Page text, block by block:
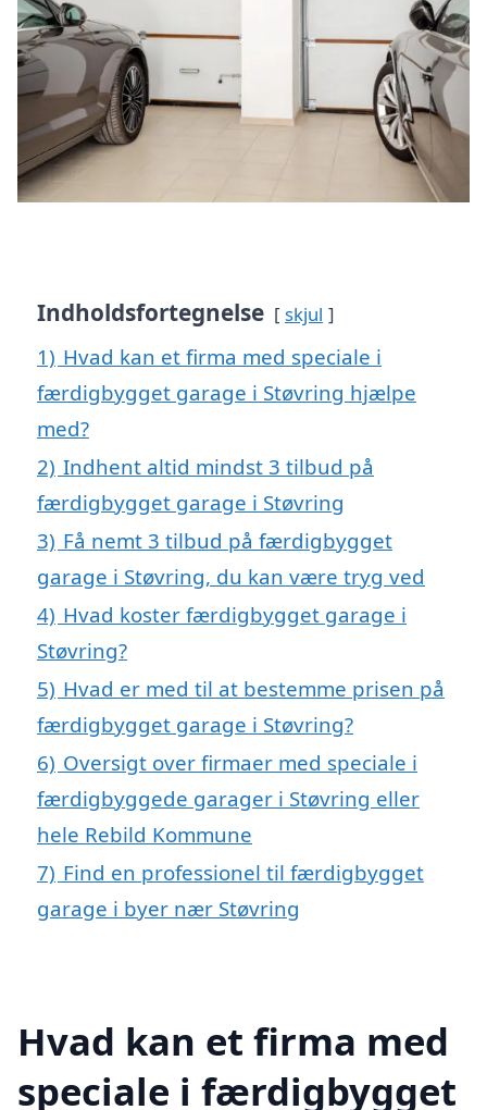
Indholdsfortegnelse skjul
1) Hvad kan et firma med speciale i
færdigbygget garage i Støvring hjælpe
med?
2) Indhent altid mindst 3 tilbud på
færdigbygget garage i Støvring
3) Få nemt 3 tilbud på færdigbygget
garage i Støvring, du kan være tryg ved
4) Hvad koster færdigbygget garage i
Støvring?
5) Hvad er med til at bestemme prisen på
færdigbygget garage i Støvring?
6) Oversigt over firmaer med speciale i
færdigbyggede garager i Støvring eller
hele Rebild Kommune
7) Find en professionel til færdigbygget
garage i byer nær Støvring
Hvad kan et firma med
speciale i færdigbygget